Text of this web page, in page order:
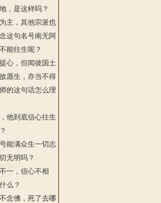
，是这样吗？
主，其他宗派也
这句名号南无阿
能往生呢？
心，但闻彼国土
愿生，亦当不得
的这句话怎么理
他到底信心往生
能满众生一切志
无明吗？
一，信心不相
么？
念佛，死了去哪